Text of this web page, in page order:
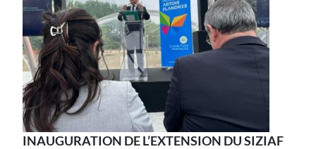
INAUGURATION DE L’EXTENSION DU SIZIAF